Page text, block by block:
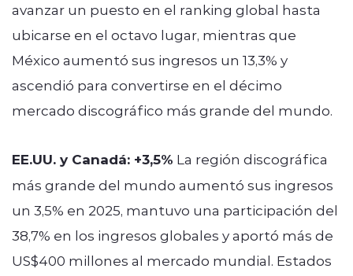
avanzar un puesto en el ranking global hasta
ubicarse en el octavo lugar, mientras que
México aumentó sus ingresos un 13,3% y
ascendió para convertirse en el décimo
mercado discográfico más grande del mundo.
EE.UU. y Canadá: +3,5% La región discográfica
más grande del mundo aumentó sus ingresos
un 3,5% en 2025, mantuvo una participación del
38,7% en los ingresos globales y aportó más de
US$400 millones al mercado mundial. Estados